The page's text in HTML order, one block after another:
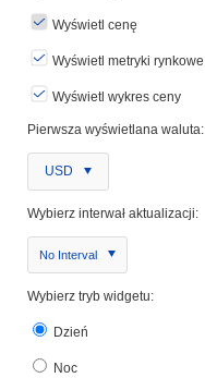
Wyświetl cenę
Wyświetl metryki rynkowe
Wyświetl wykres ceny
Pierwsza wyświetlana waluta:
USD
Wybierz interwał aktualizacji:
No Interval
Wybierz tryb widgetu:
Dzień
Noc